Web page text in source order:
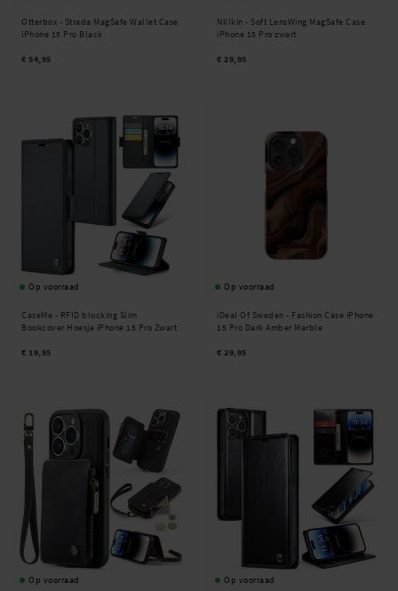
Otterbox - Strada MagSafe Wallet Case
iPhone 15 Pro Black
€ 54,95
Nillkin - Soft LensWing MagSafe Case
iPhone 15 Pro zwart
€ 29,95
Op voorraad
CaseMe - RFID blocking Slim
Bookcover Hoesje iPhone 15 Pro Zwart
€ 19,95
Op voorraad
iDeal Of Sweden - Fashion Case iPhone
15 Pro Dark Amber Marble
€ 29,95
Op voorraad Op voorraad